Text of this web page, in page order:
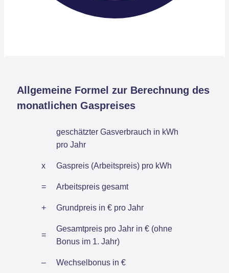
Allgemeine Formel zur Berechnung des
monatlichen Gaspreises
geschätzter Gasverbrauch in kWh
pro Jahr
x Gaspreis (Arbeitspreis) pro kWh
= Arbeitspreis gesamt
+ Grundpreis in € pro Jahr
=
Gesamtpreis pro Jahr in € (ohne
Bonus im 1. Jahr)
– Wechselbonus in €